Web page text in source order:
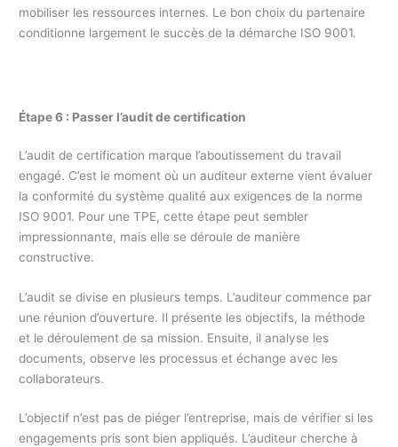
mobiliser les ressources internes. Le bon choix du partenaire
conditionne largement le succès de la démarche ISO 9001.
Étape 6 : Passer l’audit de certification
L’audit de certification marque l’aboutissement du travail
engagé. C’est le moment où un auditeur externe vient évaluer
la conformité du système qualité aux exigences de la norme
ISO 9001. Pour une TPE, cette étape peut sembler
impressionnante, mais elle se déroule de manière
constructive.
L’audit se divise en plusieurs temps. L’auditeur commence par
une réunion d’ouverture. Il présente les objectifs, la méthode
et le déroulement de sa mission. Ensuite, il analyse les
documents, observe les processus et échange avec les
collaborateurs.
L’objectif n’est pas de piéger l’entreprise, mais de vérifier si les
engagements pris sont bien appliqués. L’auditeur cherche à